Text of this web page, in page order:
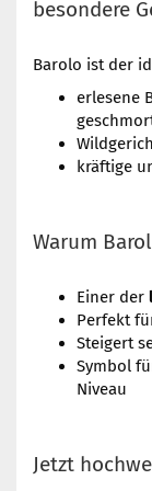
besondere
Barolo ist der
erlesene
kräftige
Warum
Einer der
Perfekt
Steigert
Symbol
Niveau
Jetzt